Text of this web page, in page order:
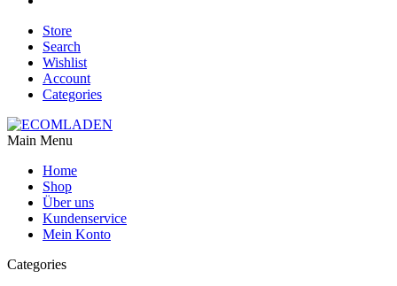
Store
Search
Wishlist
Account
Categories
Main Menu
Home
Shop
Über uns
Kundenservice
Mein Konto
Categories